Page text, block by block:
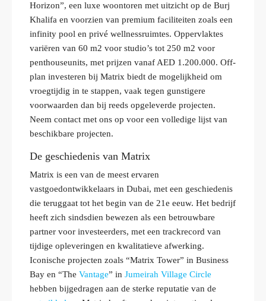
Horizon”, een luxe woontoren met uitzicht op de Burj
Khalifa en voorzien van premium faciliteiten zoals een
infinity pool en privé wellnessruimtes. Oppervlaktes
variëren van 60 m2 voor studio’s tot 250 m2 voor
penthouseunits, met prijzen vanaf AED 1.200.000. Off-
plan investeren bij Matrix biedt de mogelijkheid om
vroegtijdig in te stappen, vaak tegen gunstigere
voorwaarden dan bij reeds opgeleverde projecten.
Neem contact met ons op voor een volledige lijst van
beschikbare projecten.
De geschiedenis van Matrix
Matrix is een van de meest ervaren
vastgoedontwikkelaars in Dubai, met een geschiedenis
die teruggaat tot het begin van de 21e eeuw. Het bedrijf
heeft zich sindsdien bewezen als een betrouwbare
partner voor investeerders, met een trackrecord van
tijdige opleveringen en kwalitatieve afwerking.
Iconische projecten zoals “Matrix Tower” in Business
Bay en “The Vantage” in Jumeirah Village Circle
hebben bijgedragen aan de sterke reputatie van de